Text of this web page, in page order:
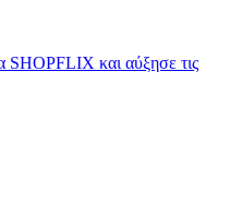
SHOPFLIX και αύξησε τις